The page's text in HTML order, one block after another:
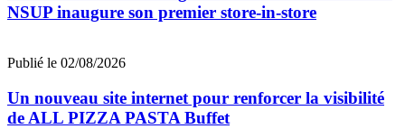
NSUP inaugure son premier store-in-store
Publié le 02/08/2026
Un nouveau site internet pour renforcer la visibilité
de ALL PIZZA PASTA Buffet